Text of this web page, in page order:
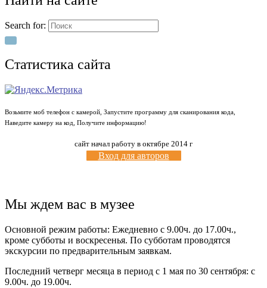
Search for:
Статистика сайта
Возьмите моб телефон с камерой, Запустите программу для сканирования кода,
Наведите камеру на код, Получите информацию!
сайт начал работу в октябре 2014 г
Вход для авторов
Мы ждем вас в музее
Основной режим работы: Ежедневно с 9.00ч. до 17.00ч.,
кроме субботы и воскресенья. По субботам проводятся
экскурсии по предварительным заявкам.
Последний четверг месяца в период с 1 мая по 30 сентября: с
9.00ч. до 19.00ч.